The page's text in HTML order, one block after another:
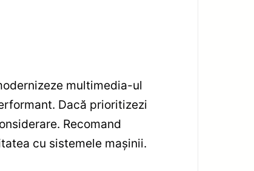
multimedia-ul
Dacă prioritizezi
Recomand
cu sistemele mașinii.